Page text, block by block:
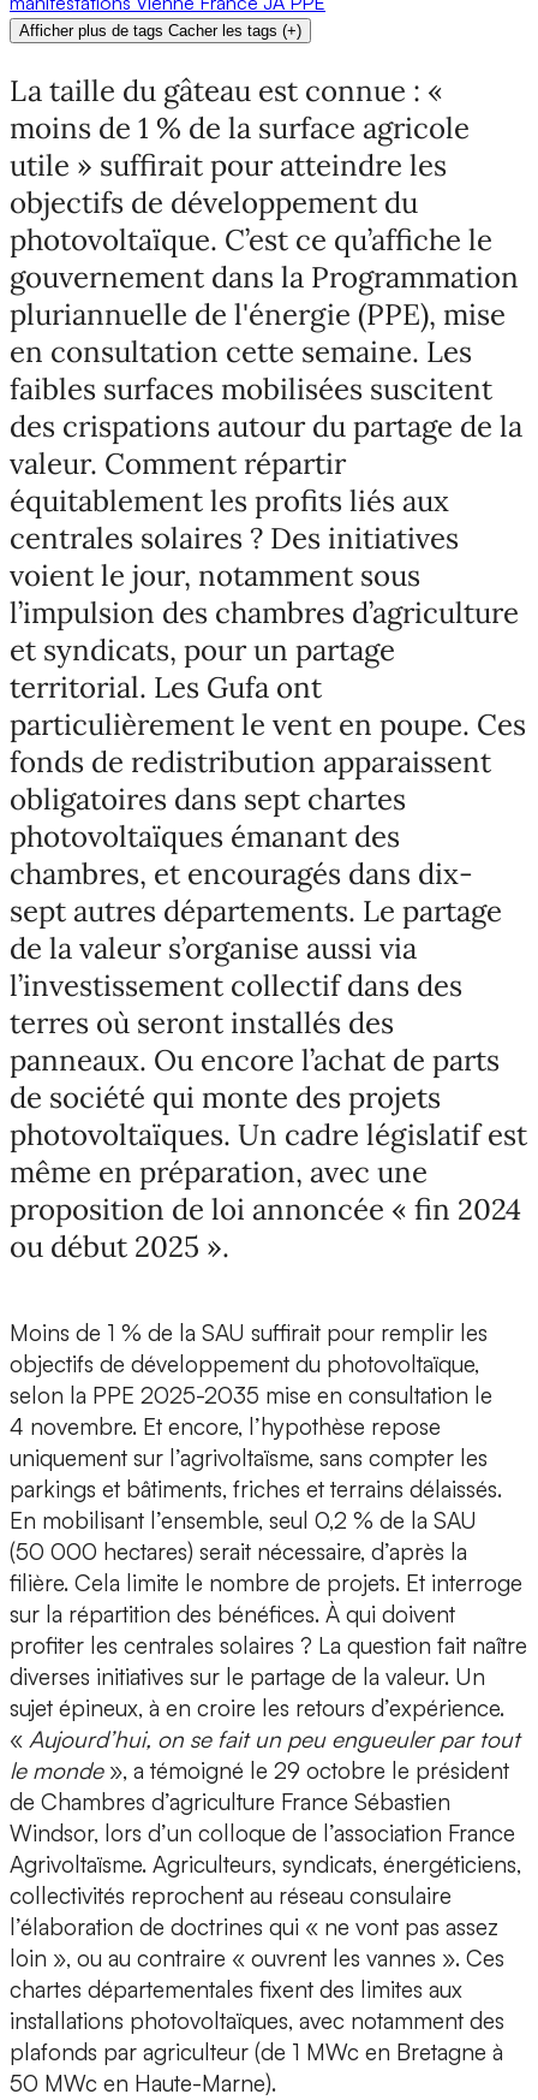
Afficher plus de tags Cacher les tags (+)
La taille du gâteau est connue : «
moins de 1 % de la surface agricole
utile » suffirait pour atteindre les
objectifs de développement du
photovoltaïque. C’est ce qu’affiche le
gouvernement dans la Programmation
pluriannuelle de l'énergie (PPE), mise
en consultation cette semaine. Les
faibles surfaces mobilisées suscitent
des crispations autour du partage de la
valeur. Comment répartir
équitablement les profits liés aux
centrales solaires ? Des initiatives
voient le jour, notamment sous
l’impulsion des chambres d’agriculture
et syndicats, pour un partage
territorial. Les Gufa ont
particulièrement le vent en poupe. Ces
fonds de redistribution apparaissent
obligatoires dans sept chartes
photovoltaïques émanant des
chambres, et encouragés dans dix-
sept autres départements. Le partage
de la valeur s’organise aussi via
l’investissement collectif dans des
terres où seront installés des
panneaux. Ou encore l’achat de parts
de société qui monte des projets
photovoltaïques. Un cadre législatif est
même en préparation, avec une
proposition de loi annoncée « fin 2024
ou début 2025 ».
Moins de 1 % de la SAU suffirait pour remplir les
objectifs de développement du photovoltaïque,
selon la PPE 2025-2035 mise en consultation le
4 novembre. Et encore, l’hypothèse repose
uniquement sur l’agrivoltaïsme, sans compter les
parkings et bâtiments, friches et terrains délaissés.
En mobilisant l’ensemble, seul 0,2 % de la SAU
(50 000 hectares) serait nécessaire, d’après la
filière. Cela limite le nombre de projets. Et interroge
sur la répartition des bénéfices. À qui doivent
profiter les centrales solaires ? La question fait naître
diverses initiatives sur le partage de la valeur. Un
sujet épineux, à en croire les retours d’expérience.
« Aujourd’hui, on se fait un peu engueuler par tout
le monde », a témoigné le 29 octobre le président
de Chambres d’agriculture France Sébastien
Windsor, lors d’un colloque de l’association France
Agrivoltaïsme. Agriculteurs, syndicats, énergéticiens,
collectivités reprochent au réseau consulaire
l’élaboration de doctrines qui « ne vont pas assez
loin », ou au contraire « ouvrent les vannes ». Ces
chartes départementales fixent des limites aux
installations photovoltaïques, avec notamment des
plafonds par agriculteur (de 1 MWc en Bretagne à
50 MWc en Haute-Marne).